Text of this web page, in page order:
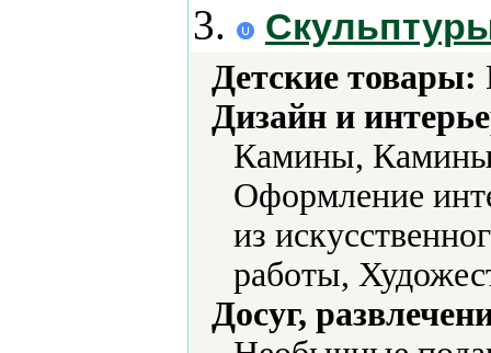
3.
Детские товары:
Дизайн и
Камины,
Оформление
из
работы,
Досуг,